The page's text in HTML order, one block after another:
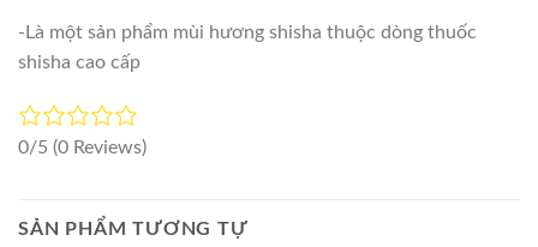
-Là một sản phẩm mùi hương shisha thuộc dòng thuốc
shisha cao cấp
0/5 (0 Reviews)
SẢN PHẨM TƯƠNG TỰ